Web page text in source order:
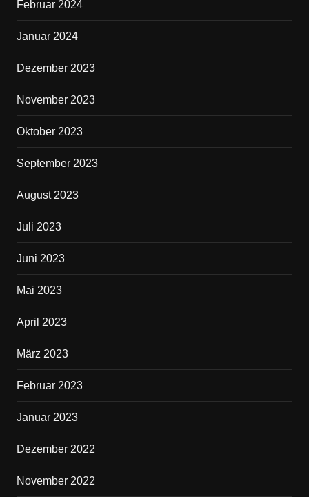
Februar 2024
Januar 2024
Dezember 2023
November 2023
Oktober 2023
September 2023
August 2023
Juli 2023
Juni 2023
Mai 2023
April 2023
März 2023
Februar 2023
Januar 2023
Dezember 2022
November 2022